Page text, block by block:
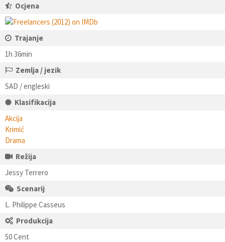
Ocjena
Trajanje
1h 36min
Zemlja / jezik
SAD / engleski
Klasifikacija
Akcija
Krimić
Drama
Režija
Jessy Terrero
Scenarij
L. Philippe Casseus
Produkcija
50 Cent